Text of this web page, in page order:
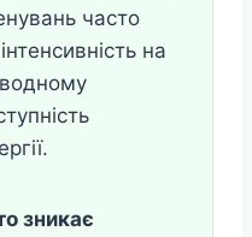
часто
на
зникає